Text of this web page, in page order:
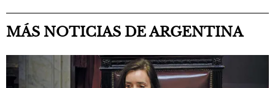
MÁS NOTICIAS DE ARGENTINA